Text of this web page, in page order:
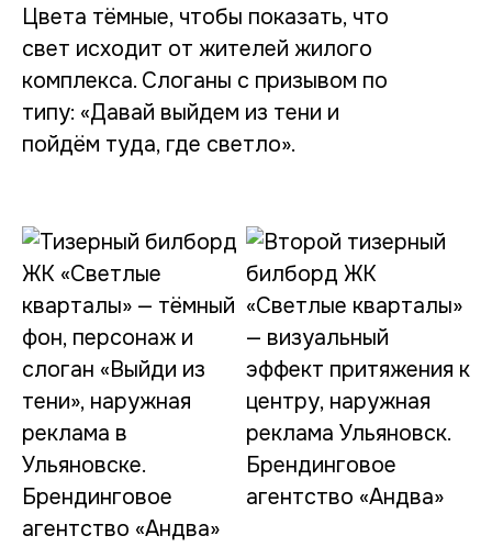
Цвета тёмные, чтобы показать, что
свет исходит от жителей жилого
комплекса. Слоганы с призывом по
типу: «Давай выйдем из тени и
пойдём туда, где светло».